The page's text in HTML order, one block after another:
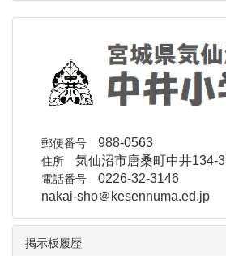
郵便番号 988-0563
住所 気仙沼市唐桑町中井134-3
電話番号 0226-32-3146
nakai-sho＠kesennuma.ed.jp
掲示板履歴